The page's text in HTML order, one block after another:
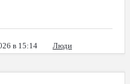
в 15:14 Люди